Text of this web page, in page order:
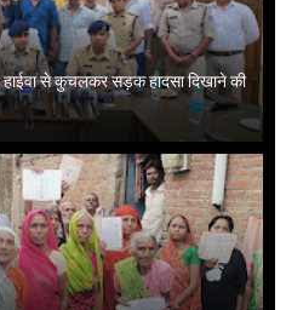
हाईवा से कुचलकर सड़क हादसा दिखाने की